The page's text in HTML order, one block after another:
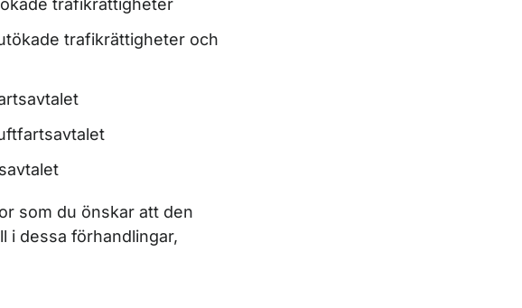
trafikrättigheter
trafikrättigheter och
som du önskar att den
i dessa förhandlingar,